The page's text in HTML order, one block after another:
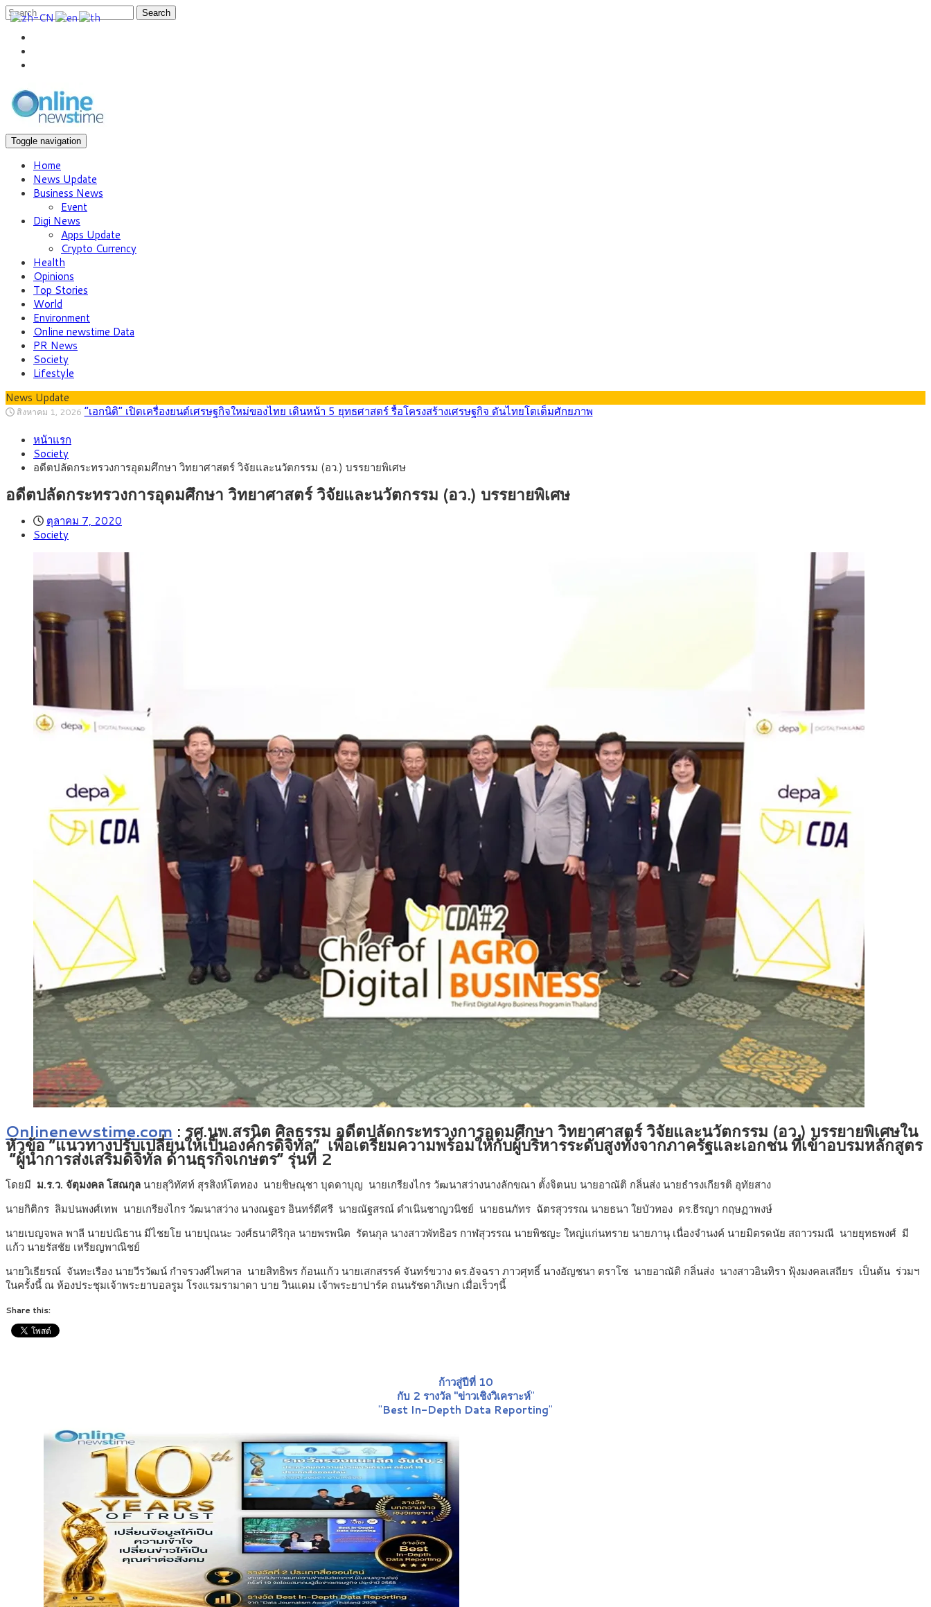
Search
Toggle navigation
Home
News Update
Business News
Event
Digi News
Apps Update
Crypto Currency
Health
Opinions
Top Stories
World
Environment
Online newstime Data
PR News
Society
Lifestyle
News Update
สิงหาคม 1, 2026 “เอกนิติ” เปิดเครื่องยนต์เศรษฐกิจใหม่ของไทย เดินหน้า 5 ยุทธศาสตร์ รื้อโครงสร้างเศรษฐกิจ ดันไทยโตเต็มศักยภาพ
กรกฎาคม 27, 2026
สิงหาคม 5, 2026
สิงหาคม 4, 2026 สธ.ชี้ รพ.รัฐแบกรับผู้ป่วยบัตรทอง 87% แต่ได้งบรายหัวเพียง 2,618 บาท เสนอทบทวนจัดสรรงบให้สอดคล้องภาระงานจริง
สิงหาคม 3, 2026 กรุงศรี คาดเงินบาทสัปดาห์นี้ซื้อขายในกรอบ 33.00-33.60 ติดตามข้อมูลจ้างงานสหรัฐฯ
หน้าแรก
Society
อดีตปลัดกระทรวงการอุดมศึกษา วิทยาศาสตร์ วิจัยและนวัตกรรม (อว.) บรรยายพิเศษ
อดีตปลัดกระทรวงการอุดมศึกษา วิทยาศาสตร์ วิจัยและนวัตกรรม (อว.) บรรยายพิเศษ
ตุลาคม 7, 2020
Society
Onlinenewstime.com : รศ.นพ.สรนิต ศิลธรรม อดีตปลัดกระทรวงการอุดมศึกษา วิทยาศาสตร์ วิจัยและนวัตกรรม (อว.) บรรยายพิเศษใน
หัวข้อ “แนวทางปรับเปลี่ยนให้เป็นองค์กรดิจิทัล” เพื่อเตรียมความพร้อมให้กับผู้บริหารระดับสูงทั้งจากภาครัฐและเอกชน ที่เข้าอบรมหลักสูตร
“ผู้นำการส่งเสริมดิจิทัล ด้านธุรกิจเกษตร” รุ่นที่ 2
โดยมี ม.ร.ว. จัตุมงคล โสณกุลนายสุวิทัศท์ สุรสิงห์โตทอง นายชิษณุชา บุดดาบุญ นายเกรียงไกร วัฒนาสว่างนางลักขณา ตั้งจิตนบ นายอาณัติ กลิ่นส่ง นายธำรงเกียรติ อุทัยสาง
นายกิติกร ลิมปนพงศ์เทพ นายเกรียงไกร วัฒนาสว่าง นางณฐอร อินทร์ดีศรี นายณัฐสรณ์ ดำเนินชาญวนิชย์ นายธนภัทร ฉัตรสุวรรณ นายธนา ใยบัวทอง ดร.ธีรญา กฤษฏาพงษ์
นายเบญจพล พาลี นายปณิธาน มีไชยโย นายปุณนะ วงศ์ธนาศิริกุล นายพรพนิต รัตนกุล นางสาวพัทธิอร กาฬสุวรรณ นายพิชญะ ใหญ่แก่นทราย นายภานุ เนื่องจำนงค์ นายมิตรดนัย สถาวรมณี นายยุทธพงศ์ มี
แก้ว นายรัสชัย เหรียญพาณิชย์
นายวิเธียรณ์ จันทะเรือง นายวีรวัฒน์ กำจรวงศ์ไพศาล นายสิทธิพร ก้อนแก้ว นายเสกสรรค์ จันทร์ขวาง ดร.อัจฉรา ภาวศุทธิ์ นางอัญชนา ตราโซ นายอาณัติ กลิ่นส่ง นางสาวอินทิรา ฟุ้งมงคลเสถียร เป็นต้น ร่วมฯ
ในครั้งนี้ ณ ห้องประชุมเจ้าพระยาบอลรูม โรงแรมรามาดา บาย วินแดม เจ้าพระยาปาร์ค ถนนรัชดาภิเษก เมื่อเร็วๆนี้
Share this:
ก้าวสู่ปีที่ 10
กับ 2 รางวัล "ข่าวเชิงวิเคราะห์"
"Best In-Depth Data Reporting"